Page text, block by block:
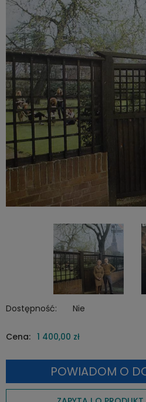
Dostępność: Nie
Cena: 1 400,00 zł
POWIADOM O